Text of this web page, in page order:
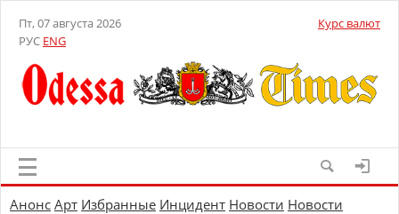
Пт, 07 августа 2026
РУС ENG
Курс валют
Анонс Арт Избранные Инцидент Новости Новости